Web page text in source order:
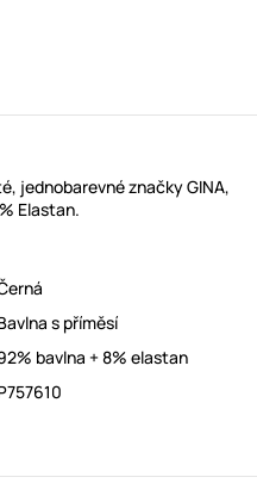
jednobarevné značky GINA,
Elastan.
s příměsí
bavlna + 8% elastan